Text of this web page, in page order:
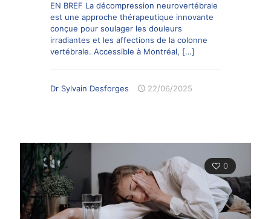
EN BREF La décompression neurovertébrale
est une approche thérapeutique innovante
conçue pour soulager les douleurs
irradiantes et les affections de la colonne
vertébrale. Accessible à Montréal, […]
Dr Sylvain Desforges 22/06/2025
0